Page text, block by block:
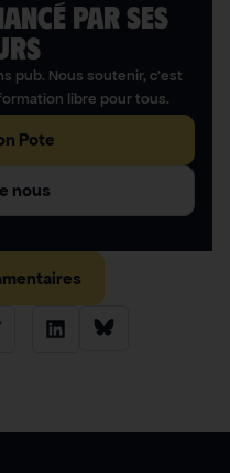
PAR SES
pub. Nous soutenir, c’est
libre pour tous.
Pote
nous